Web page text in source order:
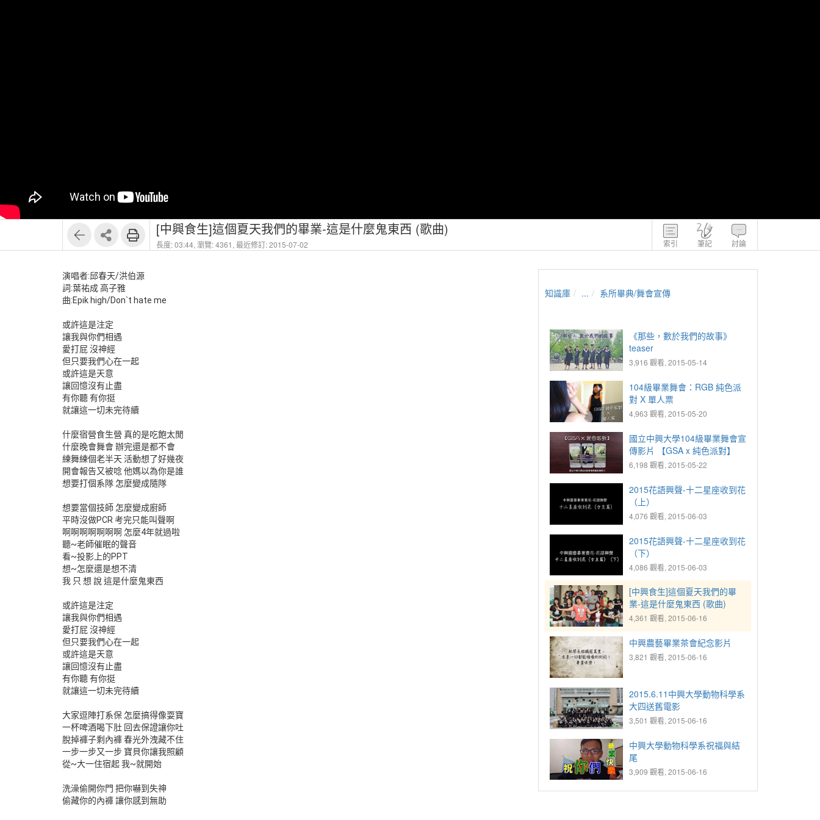
索引 筆記 討論
[中興食生]這個夏天我們的畢業-這是什麼鬼東西 (歌曲)
長度: 03:44,瀏覽: 4361,最近修訂: 2015-07-02
演唱者:邱春天/洪伯源
詞:葉祐成 高子雅
曲:Epik high/Don`t hate me
或許這是注定
讓我與你們相遇
愛打屁 沒神經
但只要我們心在一起
或許這是天意
讓回憶沒有止盡
有你聽 有你挺
就讓這一切未完待續
什麼宿營食生營 真的是吃飽太閒
什麼晚會舞會 辦完還是都不會
練舞練個老半天 活動想了好幾夜
開會報告又被唸 他媽以為你是誰
想要打個系隊 怎麼變成隨隊
想要當個技師 怎麼變成廚師
平時沒做PCR 考完只能叫聲啊
啊啊啊啊啊啊啊 怎麼4年就過啦
聽~老師催眠的聲音
看~投影上的PPT
想~怎麼還是想不清
我 只 想 說 這是什麼鬼東西
或許這是注定
讓我與你們相遇
愛打屁 沒神經
但只要我們心在一起
或許這是天意
讓回憶沒有止盡
有你聽 有你挺
就讓這一切未完待續
大家逗陣打系保 怎麼搞得像耍寶
一杯啤酒喝下肚 回去保證讓你吐
脫掉褲子剩內褲 春光外洩藏不住
一步一步又一步 寶貝你讓我照顧
從~大一住宿起 我~就開始
洗澡偷開你門 把你嚇到失神
偷藏你的內褲 讓你感到無助
知識庫 ... 系所畢典/舞會宣傳
《那些，數於我們的故事》
teaser
3,916 觀看, 2015-05-14
104級畢業舞會：RGB 純色派
對 X 單人票
4,963 觀看, 2015-05-20
國立中興大學104級畢業舞會宣
傳影片 【GSA x 純色派對】
6,198 觀看, 2015-05-22
2015花語興聲-十二星座收到花
（上）
4,076 觀看, 2015-06-03
2015花語興聲-十二星座收到花
（下）
4,086 觀看, 2015-06-03
[中興食生]這個夏天我們的畢
業-這是什麼鬼東西 (歌曲)
4,361 觀看, 2015-06-16
中興農藝畢業茶會紀念影片
3,821 觀看, 2015-06-16
2015.6.11中興大學動物科學系
大四送舊電影
3,501 觀看, 2015-06-16
中興大學動物科學系祝福與結
尾
3,909 觀看, 2015-06-16